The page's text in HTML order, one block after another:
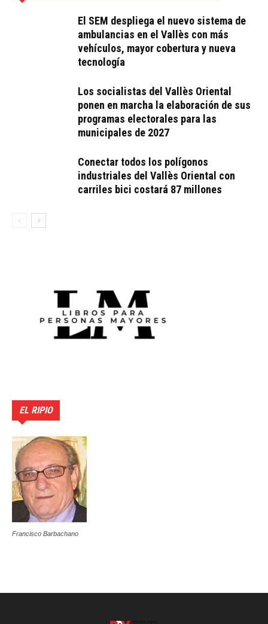
El SEM despliega el nuevo sistema de
ambulancias en el Vallès con más
vehículos, mayor cobertura y nueva
tecnología
Los socialistas del Vallès Oriental
ponen en marcha la elaboración de sus
programas electorales para las
municipales de 2027
Conectar todos los polígonos
industriales del Vallès Oriental con
carriles bici costará 87 millones
EL RIPIO
Francisco Barbachano